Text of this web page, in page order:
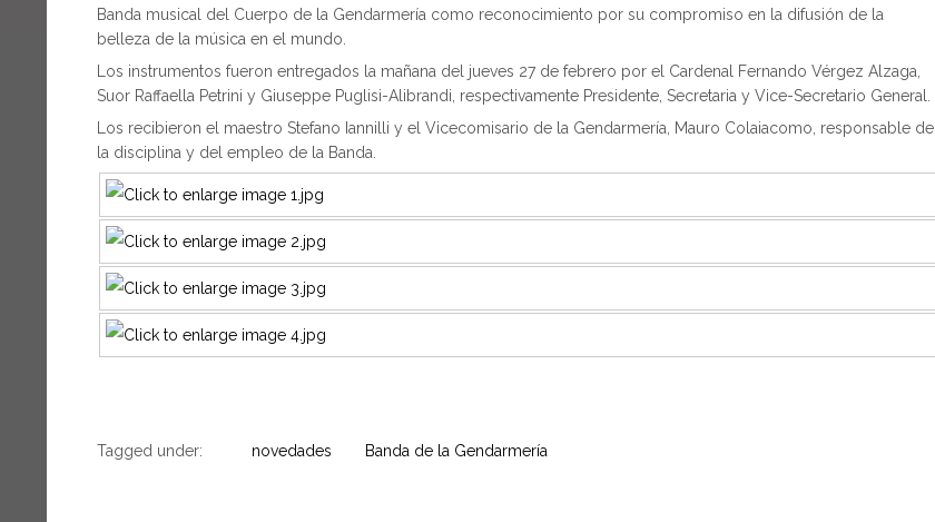
Banda musical del Cuerpo de la Gendarmería como reconocimiento por su compromiso en la difusión de la
belleza de la música en el mundo.
Los instrumentos fueron entregados la mañana del jueves 27 de febrero por el Cardenal Fernando Vérgez Alzaga,
Suor Raffaella Petrini y Giuseppe Puglisi-Alibrandi, respectivamente Presidente, Secretaria y Vice-Secretario General.
Los recibieron el maestro Stefano Iannilli y el Vicecomisario de la Gendarmería, Mauro Colaiacomo, responsable de
la disciplina y del empleo de la Banda.
Tagged under: novedades Banda de la Gendarmería